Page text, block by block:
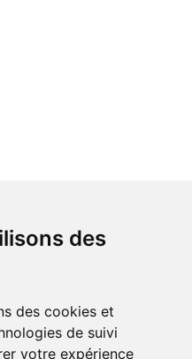
des
des cookies et
de suivi
votre expérience